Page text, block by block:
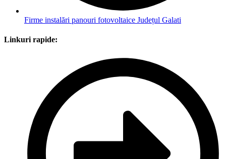
Firme instalări panouri fotovoltaice Județul Galati
Linkuri rapide: